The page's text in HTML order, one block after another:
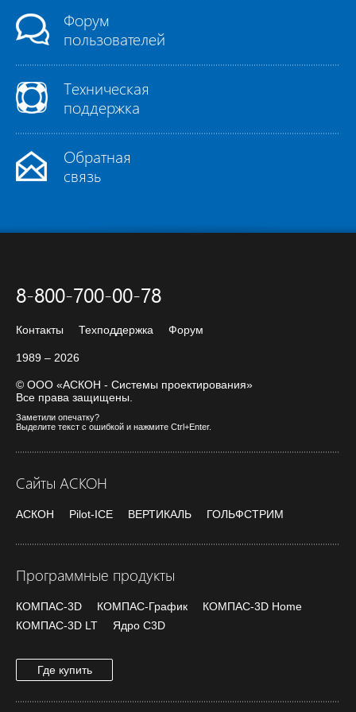
Форум
пользователей
Техническая
поддержка
Обратная
связь
8-800-700-00-78
Контакты Техподдержка Форум
1989 – 2026
© ООО «АСКОН - Системы проектирования»
Все права защищены.
Заметили опечатку?
Выделите текст с ошибкой и нажмите Ctrl+Enter.
Сайты АСКОН
АСКОН Pilot-ICE ВЕРТИКАЛЬ ГОЛЬФСТРИМ
Программные продукты
КОМПАС-3D КОМПАС-График
КОМПАС-3D Home
КОМПАС-3D LT
Ядро C3D
Где купить